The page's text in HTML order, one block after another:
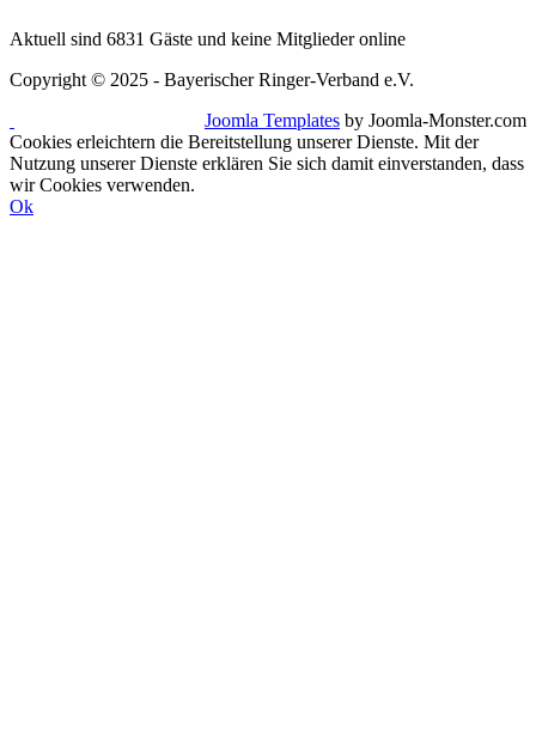
Aktuell sind 6831 Gäste und keine Mitglieder online
Copyright © 2025 - Bayerischer Ringer-Verband e.V.
Joomla Templates by Joomla-Monster.com
Cookies erleichtern die Bereitstellung unserer Dienste. Mit der
Nutzung unserer Dienste erklären Sie sich damit einverstanden, dass
wir Cookies verwenden.
Ok